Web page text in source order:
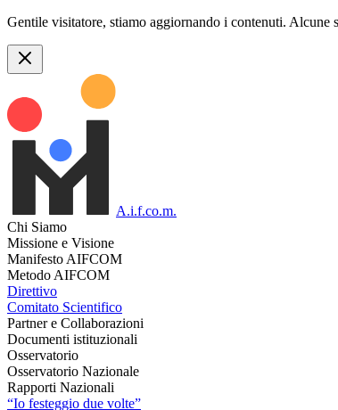
Gentile visitatore, stiamo aggiornando i contenuti. Alcune
A.i.f.co.m.
Chi Siamo
Missione e Visione
Manifesto AIFCOM
Metodo AIFCOM
Direttivo
Comitato Scientifico
Partner e Collaborazioni
Documenti istituzionali
Osservatorio
Osservatorio Nazionale
Rapporti Nazionali
“Io festeggio due volte”